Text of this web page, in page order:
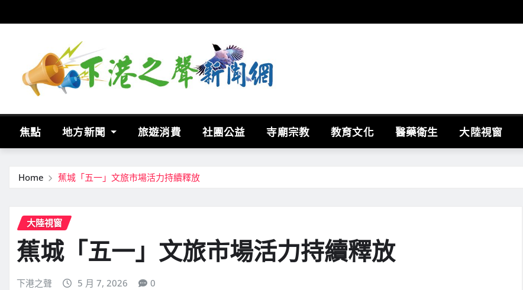
to
焦點 地方新聞 旅遊消費 社團公益 寺廟宗教 教育文化 醫藥衛生 大陸視窗
Home 蕉城「五一」文旅市場活力持續釋放
大陸視窗
蕉城「五一」文旅市場活力持續釋放
下港之聲 5 月 7, 2026 0